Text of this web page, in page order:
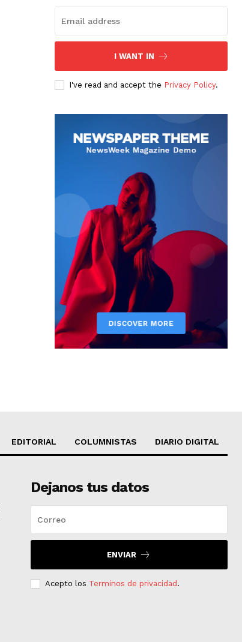
I WANT IN
I've read and accept the Privacy Policy.
EDITORIAL COLUMNISTAS DIARIO DIGITAL
Dejanos tus datos
ENVIAR
Acepto los Terminos de privacidad .